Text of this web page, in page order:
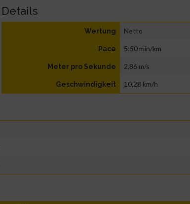
Details
Wertung Netto
Pace 5:50 min/km
Meter pro Sekunde 2,86 m/s
Geschwindigkeit 10,28 km/h